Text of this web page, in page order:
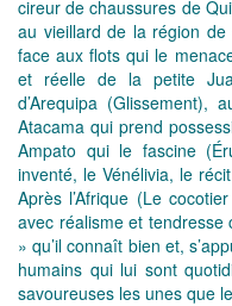
cireur de chaussures de
au vieillard de la région
face aux flots qui le
et réelle de la petite
d’Arequipa (Glissement),
Atacama qui prend
Ampato qui le fascine
inventé, le Vénélivia, le
Après l’Afrique (Le
avec réalisme et
» qu’il connaît bien et,
humains qui lui sont
savoureuses les unes que